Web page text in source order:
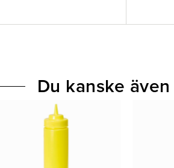
Du kanske